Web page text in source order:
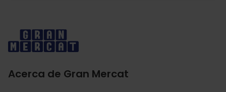
Acerca de Gran Mercat
Imagen